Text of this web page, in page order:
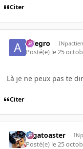
Citer
Allegro INpactien
Posté(e) le 25
Là je ne peux pas te
Citer
Gigatoaster
Posté(e) le 25